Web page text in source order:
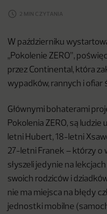
2 MIN CZYTANIA
W październiku
,,Pokolenie ZERO”,
przez Continental, która
wypadków, rannych i ofiar
Głównymi bohaterami
Pokolenia ZERO, są
letni Hubert, 18-letni
27-letni Franek – którzy o
słyszeli jedynie na
swoich rodziców i
nie ma miejsca na błędy
jednostki mobilne